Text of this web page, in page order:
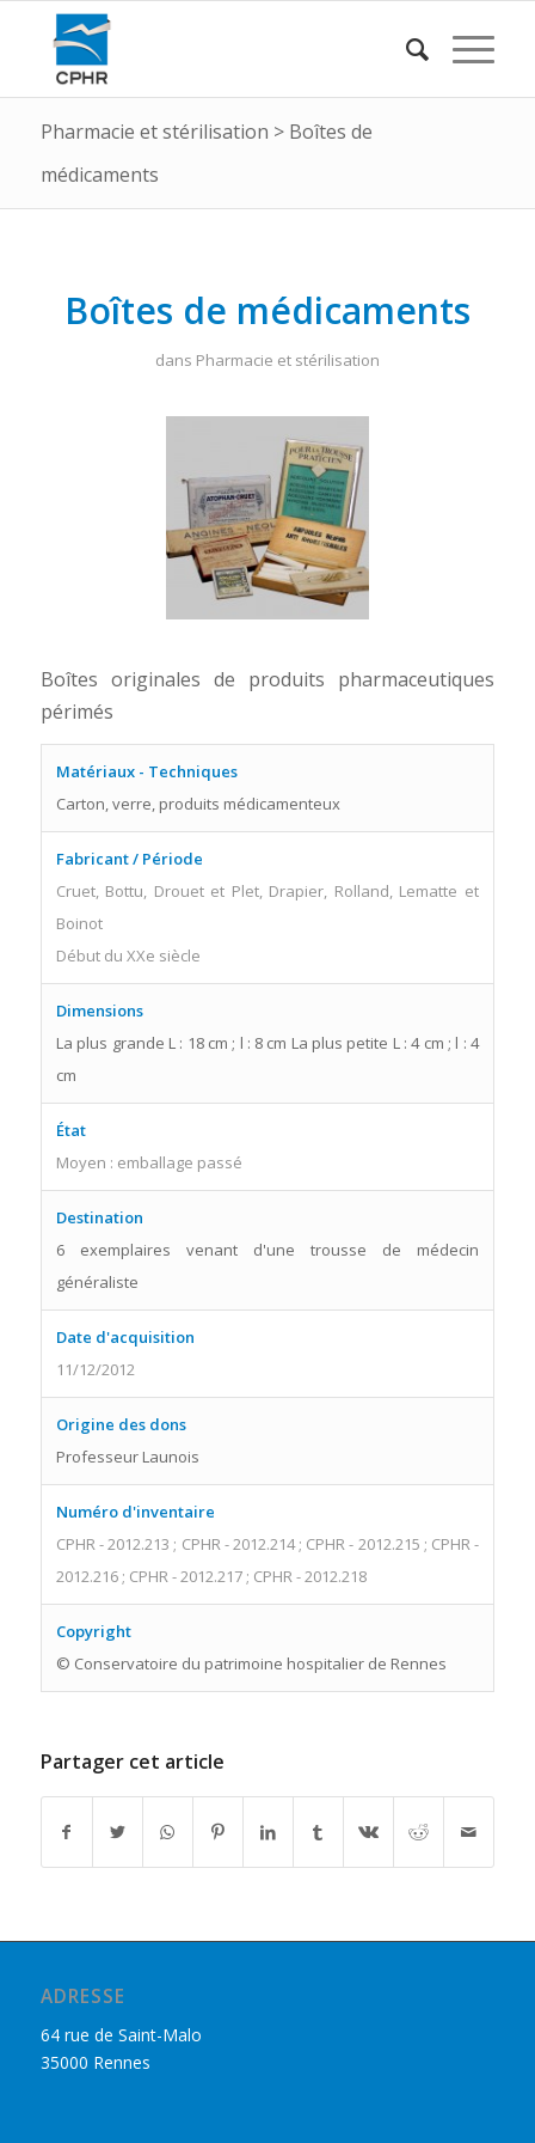
Pharmacie et stérilisation > Boîtes de
médicaments
Boîtes de médicaments
dans Pharmacie et stérilisation
Boîtes originales de produits pharmaceutiques
périmés
Matériaux - Techniques
Carton, verre, produits médicamenteux
Fabricant / Période
Cruet, Bottu, Drouet et Plet, Drapier, Rolland, Lematte et
Boinot
Début du XXe siècle
Dimensions
La plus grande L : 18 cm ; l : 8 cm La plus petite L : 4 cm ; l : 4
cm
État
Moyen : emballage passé
Destination
6 exemplaires venant d'une trousse de médecin
généraliste
Date d'acquisition
11/12/2012
Origine des dons
Professeur Launois
Numéro d'inventaire
CPHR - 2012.213 ; CPHR - 2012.214 ; CPHR - 2012.215 ; CPHR -
2012.216 ; CPHR - 2012.217 ; CPHR - 2012.218
Copyright
© Conservatoire du patrimoine hospitalier de Rennes
Partager cet article
ADRESSE
64 rue de Saint-Malo
35000 Rennes